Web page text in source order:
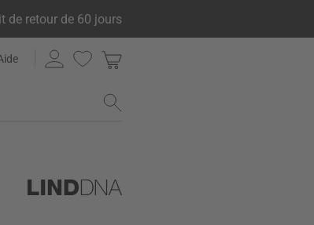
de retour de 60 jours